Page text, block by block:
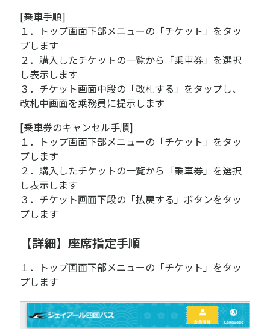
[乗車手順]
１．トップ画面下部メニューの「チケット」をタッ
プします
２．購入したチケットの一覧から「乗車券」を選択
し表示します
３．チケット画面中段の「改札する」をタップし、
改札中画面を乗務員に提示します
[乗車券のキャンセル手順]
１．トップ画面下部メニューの「チケット」をタッ
プします
２．購入したチケットの一覧から「乗車券」を選択
し表示します
３．チケット画面下段の「払戻する」ボタンをタッ
プします
【詳細】座席指定手順
１．トップ画面下部メニューの「チケット」をタッ
プします